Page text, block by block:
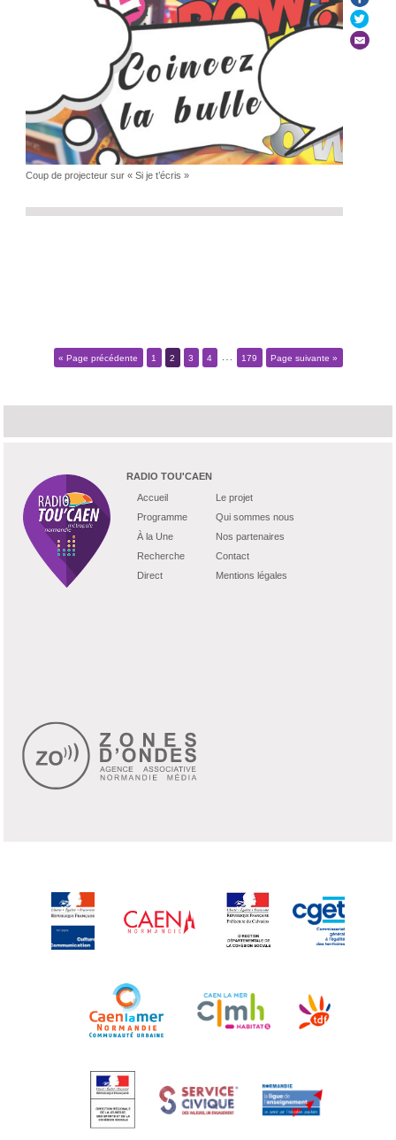
Coup de projecteur sur « Si je t’écris »
« Page précédente 1 2 3 4 179 Page suivante »
RADIO TOU'CAEN
Accueil
Programme
À la Une
Recherche
Direct
Le projet
Qui sommes nous
Nos partenaires
Contact
Mentions légales